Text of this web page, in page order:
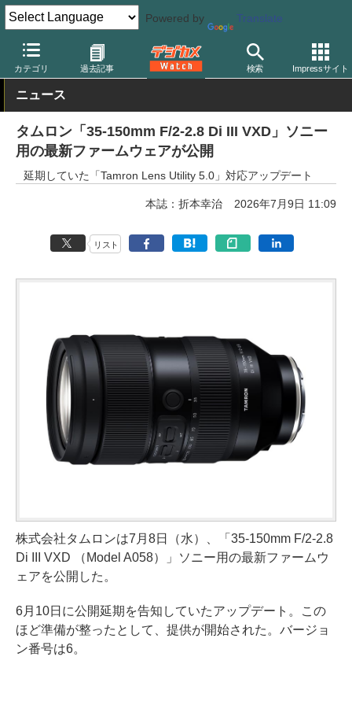
Powered by Translate
カテゴリ 過去記事 検索 Impressサイト
デジカメ Watch レンズ 交換レンズ
ニュース
タムロン「35-150mm F/2-2.8 Di III VXD」ソニー
用の最新ファームウェアが公開
延期していた「Tamron Lens Utility 5.0」対応アップデート
本誌：折本幸治 2026年7月9日 11:09
リスト
株式会社タムロンは7月8日（水）、「35-150mm F/2-2.8
Di III VXD （Model A058）」ソニー用の最新ファームウ
ェアを公開した。
6月10日に公開延期を告知していたアップデート。この
ほど準備が整ったとして、提供が開始された。バージョ
ン番号は6。